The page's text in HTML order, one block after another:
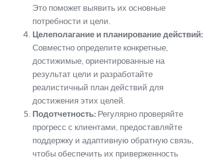
Это поможет выявить их основные
потребности и цели.
Целеполагание и планирование действий:
Совместно определите конкретные,
достижимые, ориентированные на
результат цели и разработайте
реалистичный план действий для
достижения этих целей.
Подотчетность: Регулярно проверяйте
прогресс с клиентами, предоставляйте
поддержку и адаптивную обратную связь,
чтобы обеспечить их приверженность